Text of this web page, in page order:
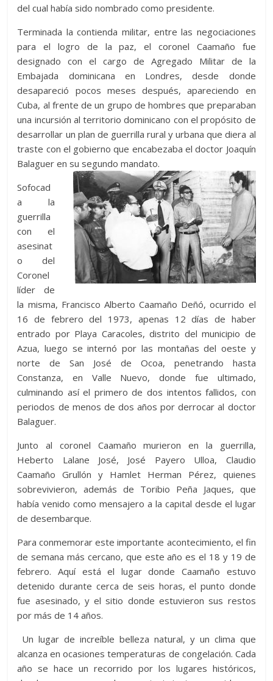
del cual había sido nombrado como presidente.
Terminada la contienda militar, entre las negociaciones
para el logro de la paz, el coronel Caamaño fue
designado con el cargo de Agregado Militar de la
Embajada dominicana en Londres, desde donde
desapareció pocos meses después, apareciendo en
Cuba, al frente de un grupo de hombres que preparaban
una incursión al territorio dominicano con el propósito de
desarrollar un plan de guerrilla rural y urbana que diera al
traste con el gobierno que encabezaba el doctor Joaquín
Balaguer en su segundo mandato.
Sofocad
a la
guerrilla
con el
asesinat
o del
Coronel
líder de
la misma, Francisco Alberto Caamaño Deñó, ocurrido el
16 de febrero del 1973, apenas 12 días de haber
entrado por Playa Caracoles, distrito del municipio de
Azua, luego se internó por las montañas del oeste y
norte de San José de Ocoa, penetrando hasta
Constanza, en Valle Nuevo, donde fue ultimado,
culminando así el primero de dos intentos fallidos, con
periodos de menos de dos años por derrocar al doctor
Balaguer.
Junto al coronel Caamaño murieron en la guerrilla,
Heberto Lalane José, José Payero Ulloa, Claudio
Caamaño Grullón y Hamlet Herman Pérez, quienes
sobrevivieron, además de Toribio Peña Jaques, que
había venido como mensajero a la capital desde el lugar
de desembarque.
Para conmemorar este importante acontecimiento, el fin
de semana más cercano, que este año es el 18 y 19 de
febrero. Aquí está el lugar donde Caamaño estuvo
detenido durante cerca de seis horas, el punto donde
fue asesinado, y el sitio donde estuvieron sus restos
por más de 14 años.
Un lugar de increíble belleza natural, y un clima que
alcanza en ocasiones temperaturas de congelación. Cada
año se hace un recorrido por los lugares históricos,